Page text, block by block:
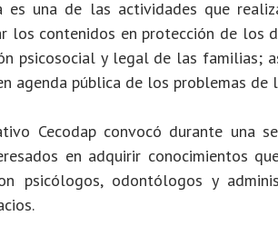
una de las actividades que
los contenidos en protección de los
psicosocial y legal de las familias;
agenda pública de los problemas de
Cecodap convocó durante una
en adquirir conocimientos
psicólogos, odontólogos y